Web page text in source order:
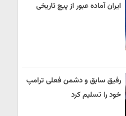
ایران آماده عبور از پیچ تاریخی
رفیق سابق و دشمن فعلی ترامپ
خود را تسلیم کرد